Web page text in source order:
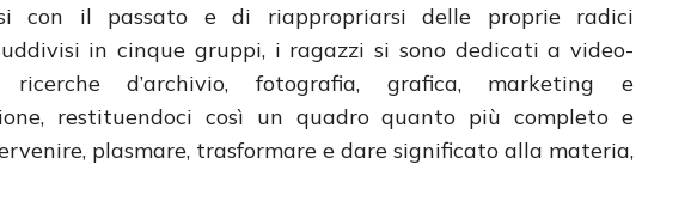
con il passato e di riappropriarsi delle proprie radici
in cinque gruppi, i ragazzi si sono dedicati a video-
ricerche d’archivio, fotografia, grafica, marketing e
restituendoci così un quadro quanto più completo e
plasmare, trasformare e dare significato alla materia,